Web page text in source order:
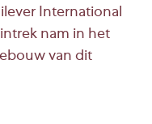
International
nam in het
van dit